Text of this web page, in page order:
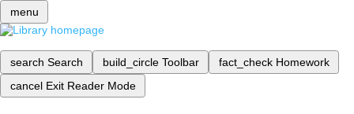
menu
search Search build_circle Toolbar fact_check Homework
cancel Exit Reader Mode